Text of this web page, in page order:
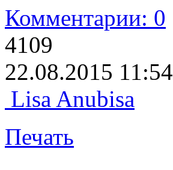
Комментарии: 0
4109
22.08.2015 11:54
Lisa Anubisa
Печать